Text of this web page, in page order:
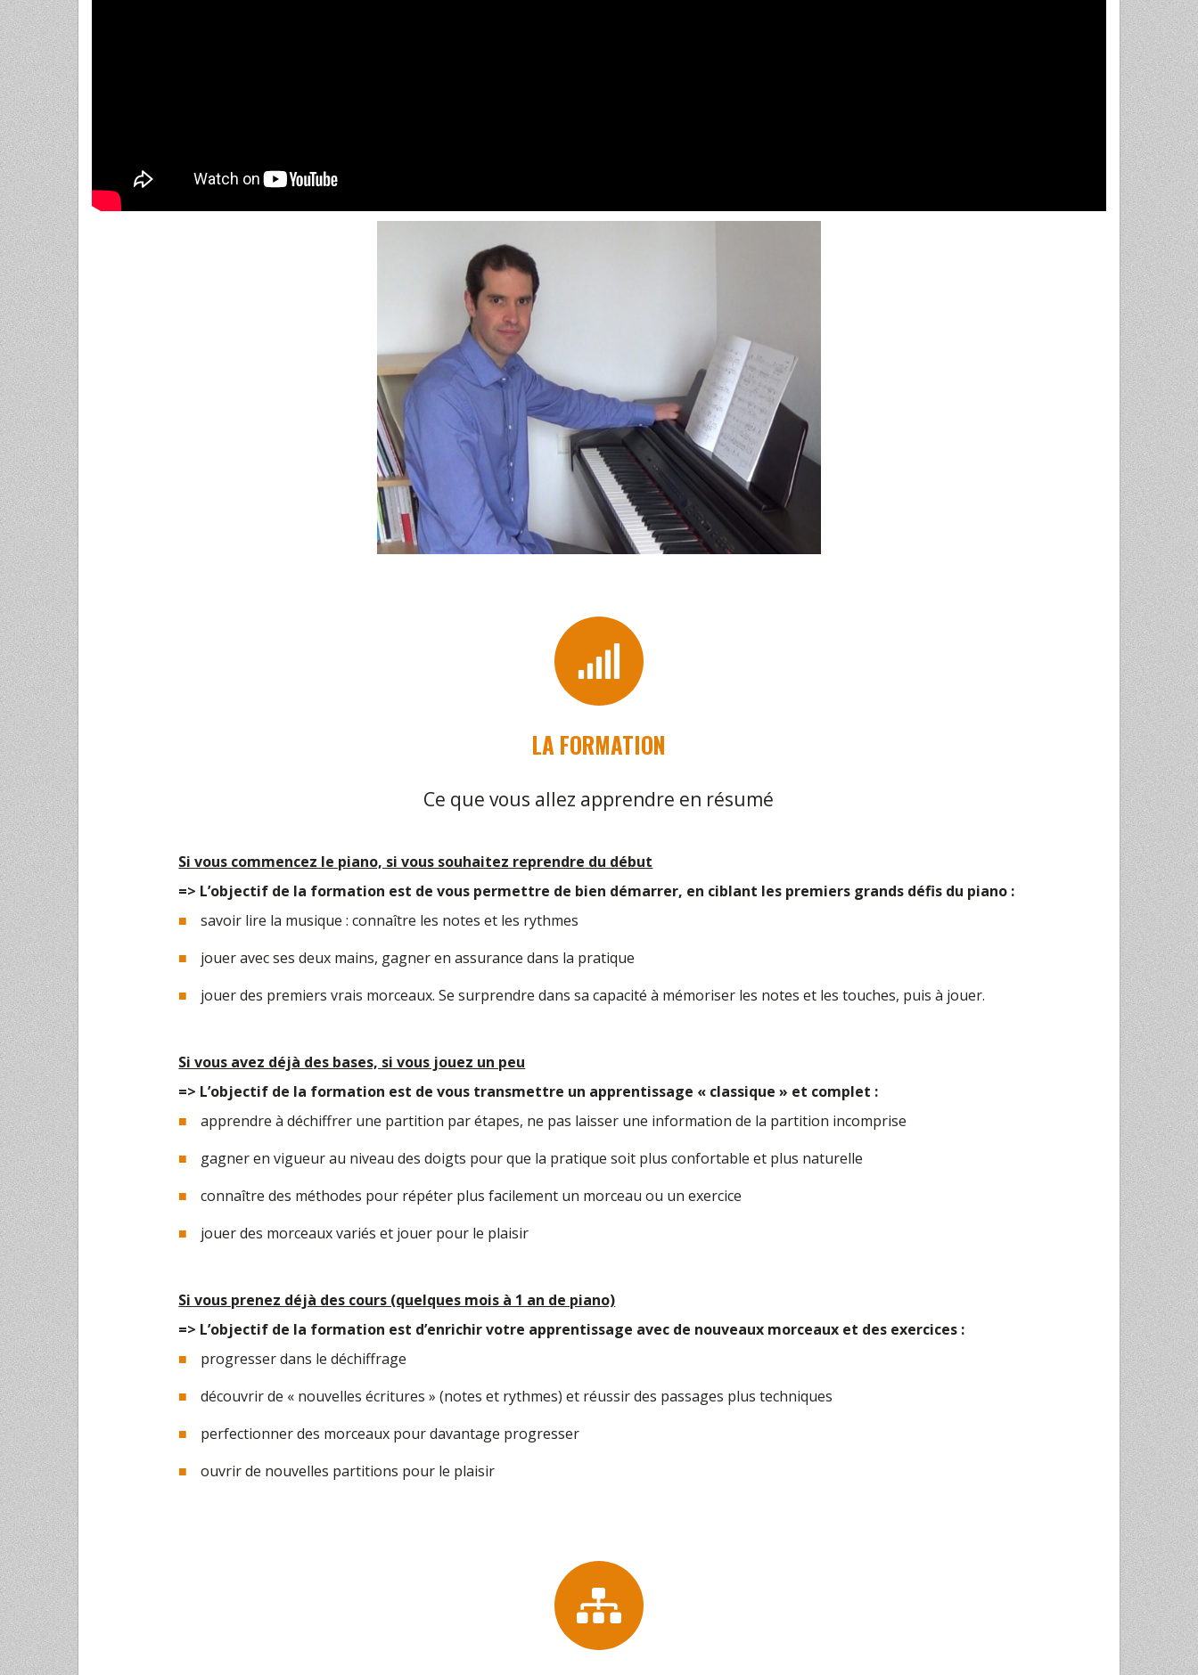
LA FORMATION
Ce que vous allez apprendre en résumé
Si vous commencez le piano, si vous souhaitez reprendre du début
=> L’objectif de la formation est de vous permettre de bien démarrer, en ciblant les premiers grands défis du piano :
savoir lire la musique : connaître les notes et les rythmes
jouer avec ses deux mains, gagner en assurance dans la pratique
jouer des premiers vrais morceaux. Se surprendre dans sa capacité à mémoriser les notes et les touches, puis à jouer.
Si vous avez déjà des bases, si vous jouez un peu
=> L’objectif de la formation est de vous transmettre un apprentissage « classique » et complet :
apprendre à déchiffrer une partition par étapes, ne pas laisser une information de la partition incomprise
gagner en vigueur au niveau des doigts pour que la pratique soit plus confortable et plus naturelle
connaître des méthodes pour répéter plus facilement un morceau ou un exercice
jouer des morceaux variés et jouer pour le plaisir
Si vous prenez déjà des cours (quelques mois à 1 an de piano)
=> L’objectif de la formation est d’enrichir votre apprentissage avec de nouveaux morceaux et des exercices :
progresser dans le déchiffrage
découvrir de « nouvelles écritures » (notes et rythmes) et réussir des passages plus techniques
perfectionner des morceaux pour davantage progresser
ouvrir de nouvelles partitions pour le plaisir